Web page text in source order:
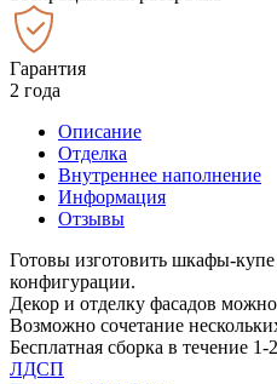
Гарантия
2 года
Описание
Отделка
Внутреннее наполнение
Информация
Отзывы
Готовы изготовить шкафы-
конфигурации.
Декор и отделку фасадов
Возможно сочетание
Бесплатная сборка в течение
ЛДСП